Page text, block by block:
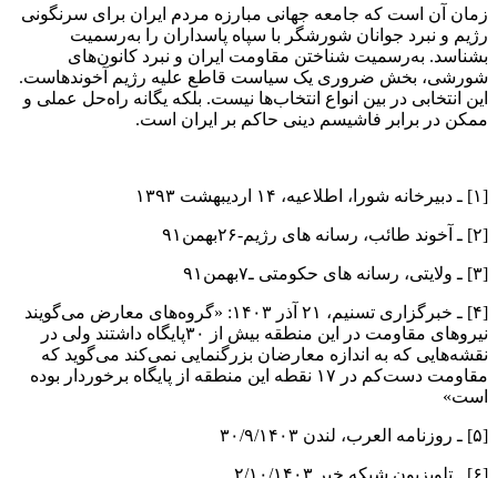
زمان آن است که جامعه جهانی مبارزه مردم ایران برای سرنگونی
رژیم و نبرد جوانان شورشگر با سپاه پاسداران را به‌رسمیت
بشناسد. به‌رسمیت شناختن مقاومت ایران و نبرد کانون‌های
شورشی، بخش ضروری یک سیاست قاطع علیه رژیم آخوندهاست.
این انتخابی در بین انواع انتخاب‌ها نیست. بلکه یگانه راه‌حل عملی و
ممکن در برابر فاشیسم دینی حاکم بر ایران است.
[‍۱] ـ دبیرخانه شورا، اطلاعیه، ۱۴ اردیبهشت ۱۳۹۳
[۲] ـ آخوند طائب، رسانه های رژیم-۲۶بهمن۹۱
[۳] ـ ولایتی، رسانه های حکومتی ـ۷بهمن۹۱
[۴] ـ خبرگزاری تسنیم،‌ ۲۱ آذر ۱۴۰۳: «گروه‌های معارض می‌گویند
نیروهای مقاومت در این منطقه بیش از ۳۰پایگاه داشتند ولی در
نقشه‌هایی که به اندازه معارضان بزرگنمایی نمی‌کند می‌گوید که
مقاومت دست‌کم در ۱۷ نقطه این منطقه از پایگاه برخوردار بوده
است»
[۵] ـ روزنامه العرب، لندن ۳۰/۹/۱۴۰۳